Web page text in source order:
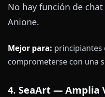
No hay función de
Anione.
Mejor para: principiantes
comprometerse con una
4. SeaArt — Amplia